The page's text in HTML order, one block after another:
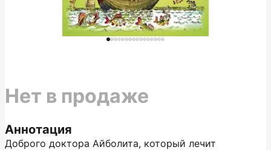
Аннотация
Доброго доктора Айболита, который лечит
Нет в продаже